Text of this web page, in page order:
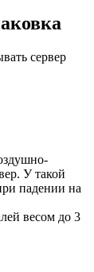
сервер
У такой
падении на
весом до 3